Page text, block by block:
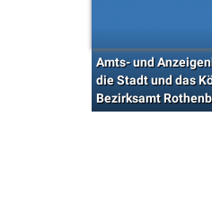
Amts- und
die Stadt und das
Bezirksamt